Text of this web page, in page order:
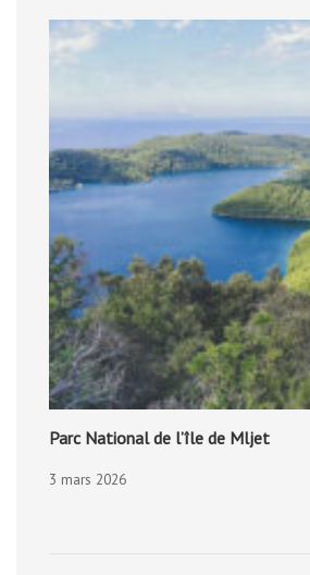
Parc National de l’île de Mljet
3 mars 2026